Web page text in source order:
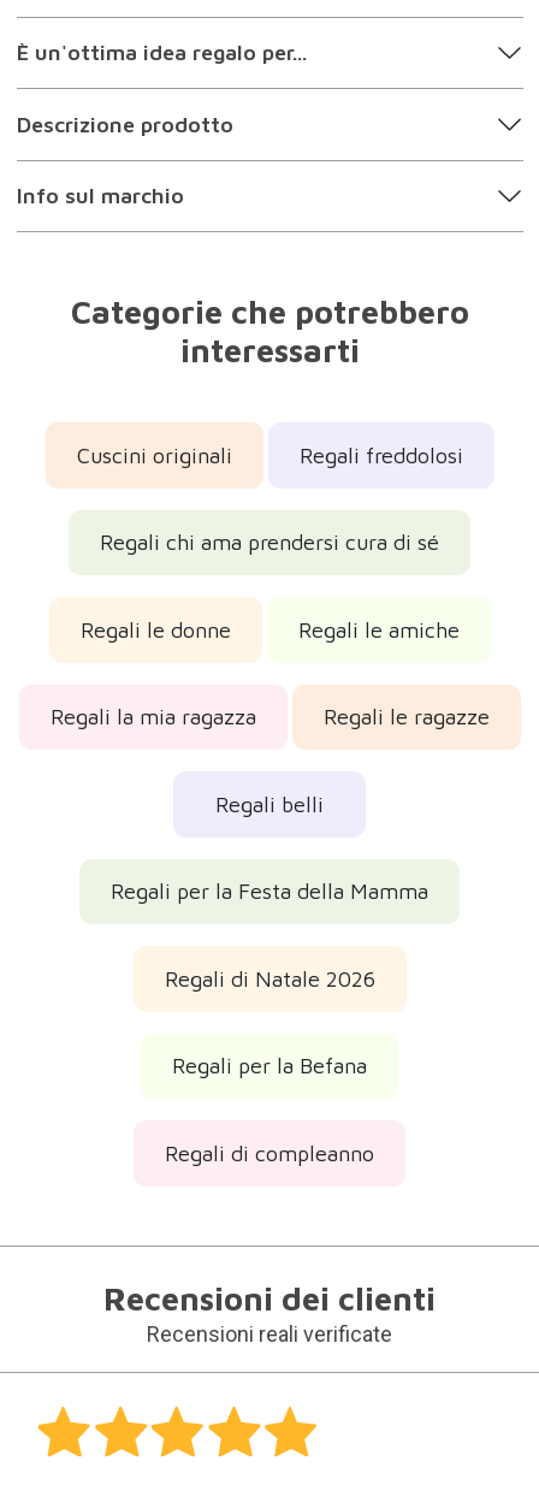
È un'ottima idea regalo per...
Descrizione prodotto
Info sul marchio
Categorie che potrebbero
interessarti
Cuscini originali Regali freddolosi
Regali chi ama prendersi cura di sé
Regali le donne Regali le amiche
Regali la mia ragazza Regali le ragazze
Regali belli
Regali per la Festa della Mamma
Regali di Natale 2026
Regali per la Befana
Regali di compleanno
Recensioni dei clienti
Recensioni reali verificate